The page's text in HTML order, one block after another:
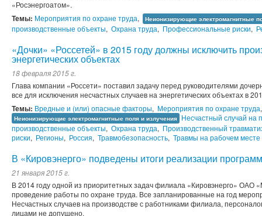
«Росэнергоатом».
Темы: Мероприятия по охране труда, Неионизирующие электромагнитные
производственные объекты, Охрана труда, Профессиональные риски,
«Дочки» «Россетей» в 2015 году должны исключить
энергетических объектах
18 февраля 2015 г.
Глава компании «Россети» поставил задачу перед руководителями
все для исключения несчастных случаев на энергетических объектах в
Темы: Вредные и (или) опасные факторы, Мероприятия по охране труда
Неионизирующие электромагнитные поля и излучения Несчастный случай на
производственные объекты, Охрана труда, Производственный
риски, Регионы, Россия, Травмобезопасность, Травмы на рабочем месте
В «Кировэнерго» подведены итоги реализации
21 января 2015 г.
В 2014 году одной из приоритетных задач филиала «Кировэнерго»
проведение работы по охране труда. Все запланированные на год
Несчастных случаев на производстве с работниками филиала,
лицами не допущено.